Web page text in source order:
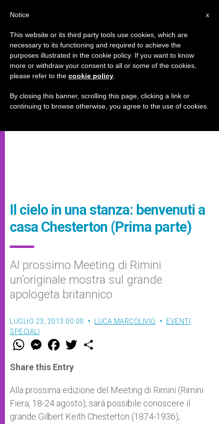
Il cielo in una stanza: benvenuti a
casa Chesterton (Prima parte)
Al prossimo Meeting di Rimini
un’originale mostra sul grande
apologeta britannico
LUGLIO 23, 2013 00:00 LUCA MARCOLIVIO
EVENTI
SPECIALI
W
t
s
p
p
M
e
s
e
g
e
r
F
a
e
b
o
k
w
r
Share this Entry
Alla prossima edizione del Meeting di Rimini (Rimini
Fiera, 18-24 agosto), sarà possibile conoscere il
grande Gilbert Keith Chesterton (1874-1936),
x
Notice
This website or its third party tools use cookies, which are
necessary to its functioning and required to achieve the
purposes illustrated in the cookie policy. If you want to know
more or withdraw your consent to all or some of the cookies,
please refer to the cookie policy
By closing this banner, scrolling this page, clicking a link or
continuing to browse otherwise, you agree to the use of cookies.